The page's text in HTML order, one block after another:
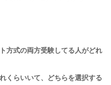
方式の両方受験してる人がどれ
くらいいて、どちらを選択する